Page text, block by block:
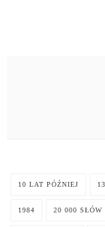
10 LAT PÓŹNIEJ
1984 20 000 SŁÓW